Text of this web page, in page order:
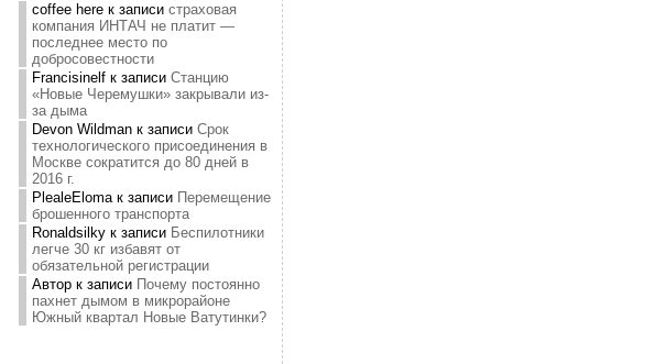
coffee hereк записи страховая
компания ИНТАЧ не платит —
последнее место по
добросовестности
Francisinelfк записи Станцию
«Новые Черемушки» закрывали из-
за дыма
Devon Wildmanк записи Срок
технологического присоединения в
Москве сократится до 80 дней в
2016 г.
PlealeElomaк записи Перемещение
брошенного транспорта
Ronaldsilkyк записи Беспилотники
легче 30 кг избавят от
обязательной регистрации
Авторк записи Почему постоянно
пахнет дымом в микрорайоне
Южный квартал Новые Ватутинки?